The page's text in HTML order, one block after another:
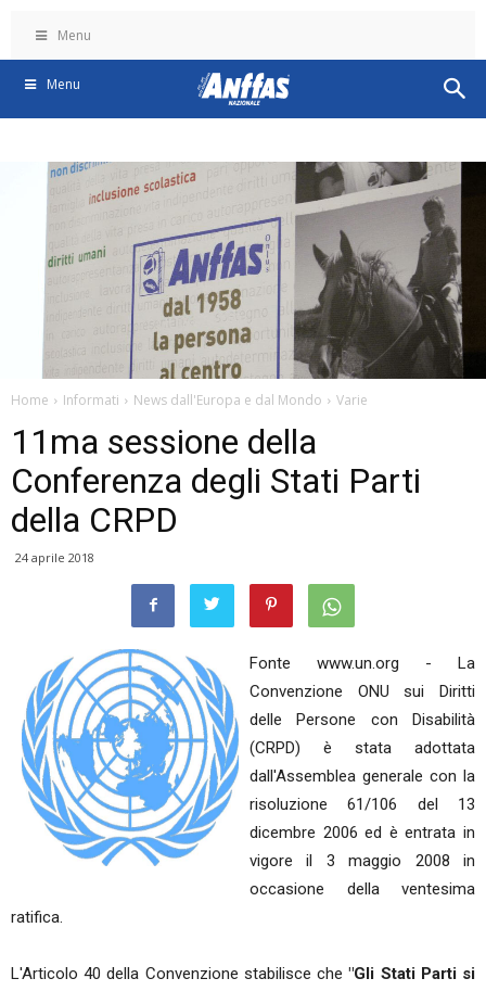
Menu
Menu
Home Informati News dall'Europa e dal Mondo Varie
11ma sessione della
Conferenza degli Stati Parti
della CRPD
24 aprile 2018
Fonte www.un.org - La
Convenzione ONU sui Diritti
delle Persone con Disabilità
(CRPD) è stata adottata
dall'Assemblea generale con la
risoluzione 61/106 del 13
dicembre 2006 ed è entrata in
vigore il 3 maggio 2008 in
occasione della ventesima
ratifica.
L'Articolo 40 della Convenzione stabilisce che "Gli Stati Parti si